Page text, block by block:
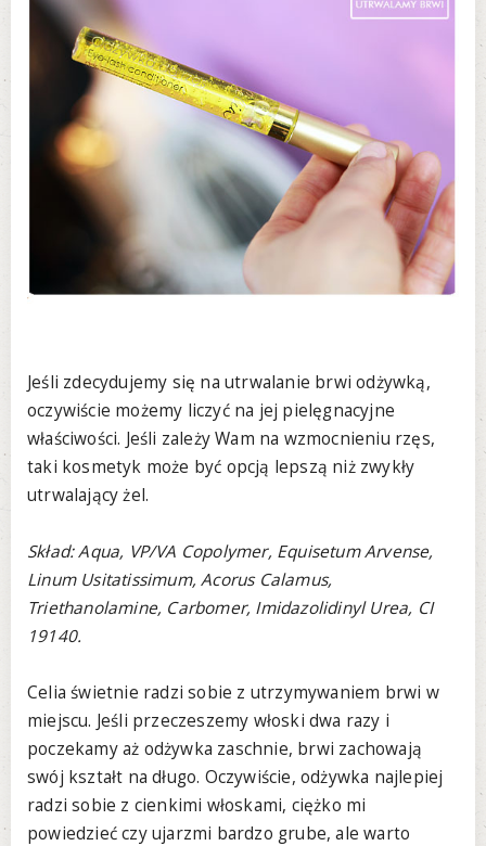
Jeśli zdecydujemy się na utrwalanie brwi odżywką,
oczywiście możemy liczyć na jej pielęgnacyjne
właściwości. Jeśli zależy Wam na wzmocnieniu rzęs,
taki kosmetyk może być opcją lepszą niż zwykły
utrwalający żel.
Skład: Aqua, VP/VA Copolymer, Equisetum Arvense,
Linum Usitatissimum, Acorus Calamus,
Triethanolamine, Carbomer, Imidazolidinyl Urea, CI
19140.
Celia świetnie radzi sobie z utrzymywaniem brwi w
miejscu. Jeśli przeczeszemy włoski dwa razy i
poczekamy aż odżywka zaschnie, brwi zachowają
swój kształt na długo. Oczywiście, odżywka najlepiej
radzi sobie z cienkimi włoskami, ciężko mi
powiedzieć czy ujarzmi bardzo grube, ale warto